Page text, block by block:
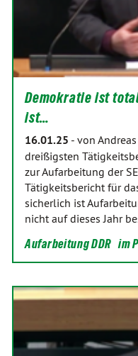
Demokratie ist
ist…
16.01.25 - von
dreißigsten
zur Aufarbeitung der
Tätigkeitsbericht für
sicherlich ist
nicht auf dieses Jahr
Aufarbeitung DDR im